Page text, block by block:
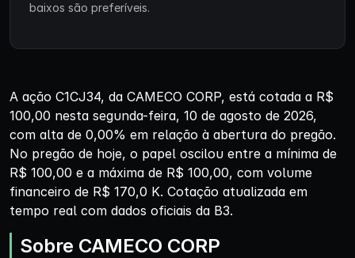
baixos são preferíveis.
A ação C1CJ34, da CAMECO CORP, está cotada a R$
100,00 nesta segunda-feira, 10 de agosto de 2026,
com alta de 0,00% em relação à abertura do pregão.
No pregão de hoje, o papel oscilou entre a mínima de
R$ 100,00 e a máxima de R$ 100,00, com volume
financeiro de R$ 170,0 K. Cotação atualizada em
tempo real com dados oficiais da B3.
Sobre CAMECO CORP